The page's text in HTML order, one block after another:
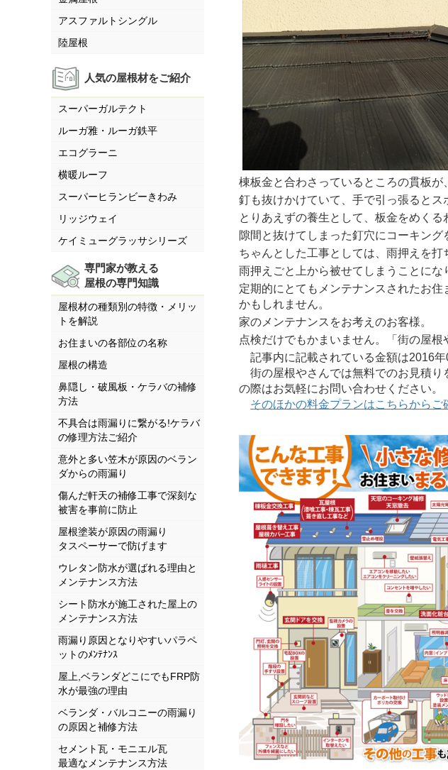
アスファルトシングル
陸屋根
人気の屋根材をご紹介
スーパーガルテクト
ルーガ雅・ルーガ鉄平
エコグラーニ
横暖ルーフ
スーパーヒランビーきわみ
リッジウェイ
ケイミューグラッサシリーズ
専門家が教える
屋根の専門知識
屋根材の種類別の特徴・メリッ
トを解説
お住まいの各部位の名称
屋根の構造
鼻隠し・破風板・ケラバの補修
方法
不具合は雨漏りに繋がる!ケラバ
の修理方法ご紹介
意外と多い笠木が原因のベラン
ダからの雨漏り
傷んだ軒天の補修工事で深刻な
被害を事前に防止
屋根塗装が原因の雨漏り
タスペーサーで防げます
ウレタン防水が選ばれる理由と
メンテナンス方法
シート防水が施工された屋上の
メンテナンス方法
雨漏り原因となりやすいパラペ
ットのﾒﾝﾃﾅﾝｽ
屋上,ベランダどこにでもFRP防
水が最強の理由
ベランダ・バルコニーの雨漏り
の原因と補修方法
セメント瓦・モニエル瓦
最適なメンテナンス方法
棟板金と合わさっているところの貫板が
釘も抜けかけていて、手で引っ張るとス
とりあえずの養生として、板金をめくる
隙間と抜けてしまった釘穴にコーキング
ちゃんとした工事としては、雨押えを
雨押えごと上から被せてしまうことにな
定期的にとてもメンテナンスされたお
かもしれません。
家のメンテナンスをお考えのお客様。
点検だけでもかまいません。「街の屋根
記事内に記載されている金額は2016年
街の屋根やさんでは無料でのお見積り
の際はお気軽にお問い合わせください。
そのほかの料金プランはこちらからご